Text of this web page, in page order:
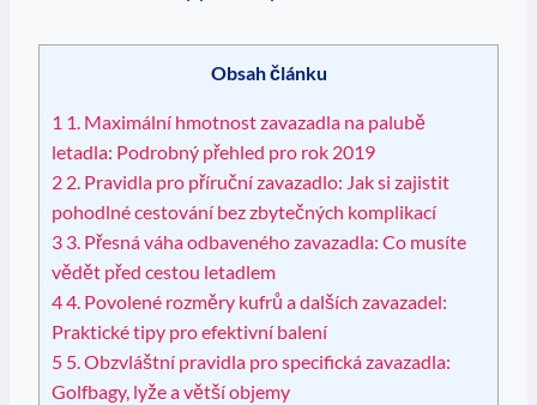
Obsah článku
1 1. Maximální hmotnost zavazadla na palubě
letadla: Podrobný přehled pro rok 2019
2 2. Pravidla pro příruční zavazadlo: Jak si zajistit
pohodlné cestování bez zbytečných komplikací
3 3. Přesná váha odbaveného zavazadla: Co musíte
vědět před cestou letadlem
44. Povolené rozměry kufrů a dalších zavazadel:
Praktické tipy pro efektivní balení
5 5. Obzvláštní pravidla pro specifická zavazadla:
Golfbagy, lyže a větší objemy